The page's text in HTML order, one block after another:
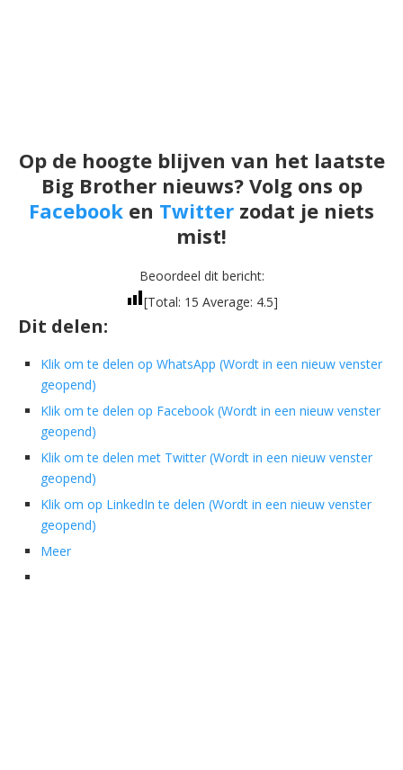
Op de hoogte blijven van het laatste
Big Brother nieuws? Volg ons op
Facebook en Twitter zodat je niets
mist!
Beoordeel dit bericht:
[Total: 15 Average: 4.5]
Dit delen:
Klik om te delen op WhatsApp (Wordt in een nieuw venster
geopend)
Klik om te delen op Facebook (Wordt in een nieuw venster
geopend)
Klik om te delen met Twitter (Wordt in een nieuw venster
geopend)
Klik om op LinkedIn te delen (Wordt in een nieuw venster
geopend)
Meer